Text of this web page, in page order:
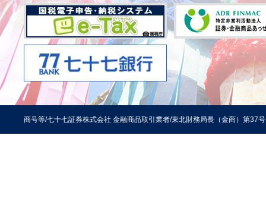
商号等/七十七証券株式会社 金融商品取引業者/東北財務局長（金商）第37